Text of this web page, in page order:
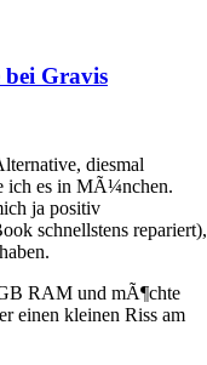
bei Gravis
diesmal
ich es in MÃ¼nchen.
ja positiv
schnellstens repariert),
RAM und mÃ¶chte
einen kleinen Riss am